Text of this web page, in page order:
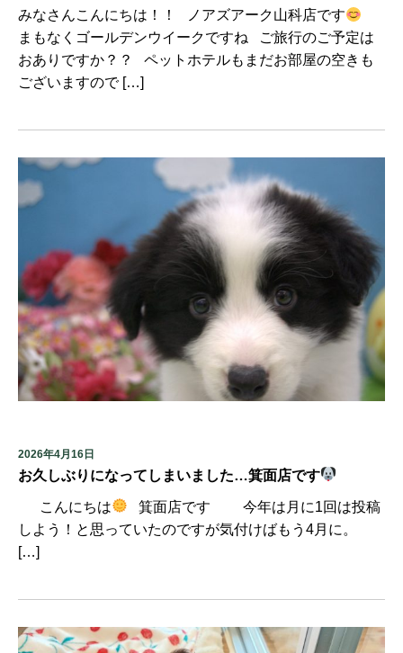
みなさんこんにちは！！ ノアズアーク山科店です
まもなくゴールデンウイークですね ご旅行のご予定は
おありですか？？ ペットホテルもまだお部屋の空きも
ございますので […]
2026年4月16日
お久しぶりになってしまいました…箕面店です
こんにちは
箕面店です 今年は月に1回は投稿
しよう！と思っていたのですが気付けばもう4月に。
[…]